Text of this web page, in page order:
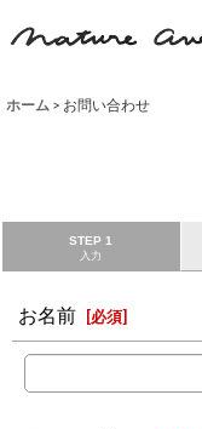
ホーム > お問い合わせ
STEP 1
入力
お名前 [必須]